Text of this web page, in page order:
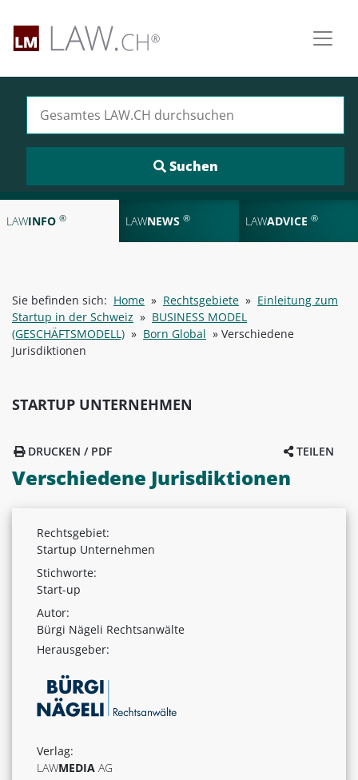
LAWINFO ® LAWNEWS ® LAWADVICE ®
Sie befinden sich: Home » Rechtsgebiete » Einleitung zum
Startup in der Schweiz » BUSINESS MODEL
(GESCHÄFTSMODELL) » Born Global » Verschiedene
Jurisdiktionen
STARTUP UNTERNEHMEN
TEILEN
DRUCKEN / PDF
Verschiedene Jurisdiktionen
Rechtsgebiet:
Startup Unternehmen
Stichworte:
Start-up
Autor:
Bürgi Nägeli Rechtsanwälte
Herausgeber:
Verlag:
LAWMEDIA AG